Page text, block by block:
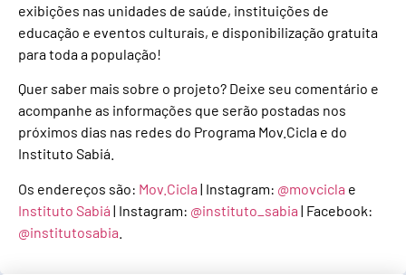
exibições nas unidades de saúde, instituições de
educação e eventos culturais, e disponibilização gratuita
para toda a população!
Quer saber mais sobre o projeto? Deixe seu comentário e
acompanhe as informações que serão postadas nos
próximos dias nas redes do Programa Mov.Cicla e do
Instituto Sabiá.
Os endereços são: Mov.Cicla | Instagram: @movcicla e
Instituto Sabiá | Instagram: @instituto_sabia | Facebook:
@institutosabia